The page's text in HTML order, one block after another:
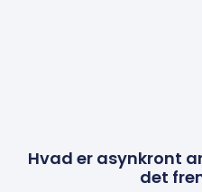
Hvad er asynkront
det